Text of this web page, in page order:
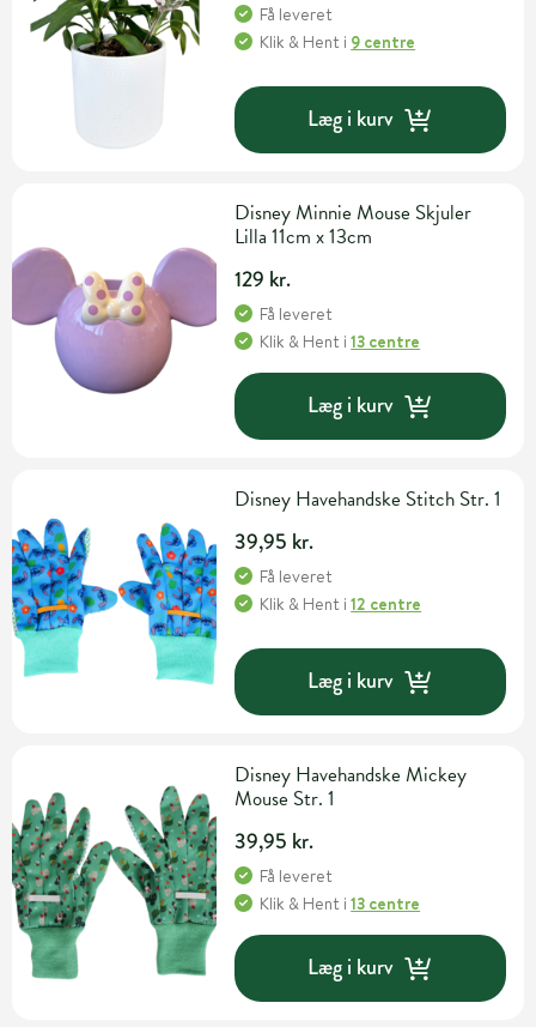
Få leveret
Klik & Hent i 9 centre
Læg i kurv
Disney Minnie Mouse Skjuler
Lilla 11cm x 13cm
129 kr.
Få leveret
Klik & Hent i13 centre
Læg i kurv
Disney Havehandske Stitch Str. 1
39,95 kr.
Få leveret
Klik & Hent i12 centre
Læg i kurv
Disney Havehandske Mickey
Mouse Str. 1
39,95 kr.
Få leveret
Klik & Hent i13 centre
Læg i kurv